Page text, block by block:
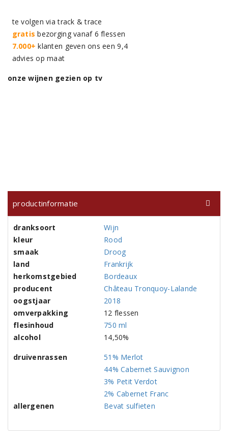
te volgen via track & trace
gratis bezorging vanaf 6 flessen
7.000+ klanten geven ons een 9,4
advies op maat
onze wijnen gezien op tv
productinformatie
dranksoort
Wijn
kleur
Rood
smaak
Droog
land
Frankrijk
herkomstgebied
Bordeaux
producent
Château Tronquoy-Lalande
oogstjaar
2018
omverpakking
12 flessen
flesinhoud
750 ml
alcohol
14,50%
druivenrassen
51% Merlot
44% Cabernet Sauvignon
3% Petit Verdot
2% Cabernet Franc
allergenen
Bevat sulfieten